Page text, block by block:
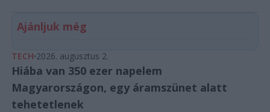
Ajánljuk még
TECH 2026. augusztus 2.
Hiába van 350 ezer napelem
Magyarországon, egy áramszünet alatt
tehetetlenek